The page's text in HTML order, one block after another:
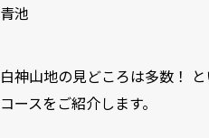
青池
白神山地の見どころは多数！
コースをご紹介します。